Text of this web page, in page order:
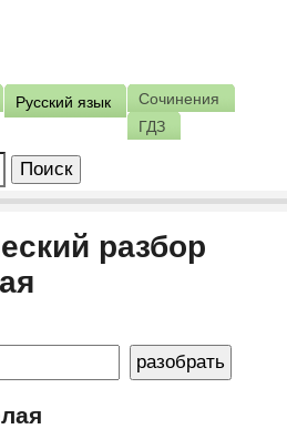
Русский язык
Сочинения
ГДЗ
разбор